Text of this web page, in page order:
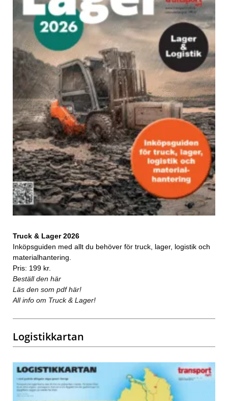
Truck & Lager 2026
Inköpsguiden med allt du behöver för truck, lager, logistik och
materialhantering.
Pris: 199 kr.
Beställ den här
Läs den som pdf här!
All info om Truck & Lager!
Logistikkartan